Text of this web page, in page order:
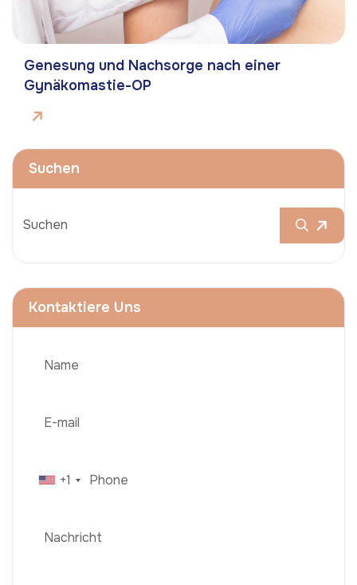
Genesung und Nachsorge nach einer
Gynäkomastie-OP
Suchen
Kontaktiere Uns
+1